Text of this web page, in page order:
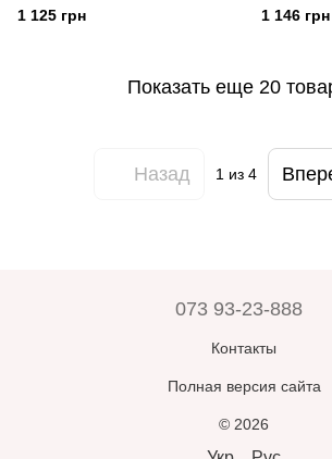
BOND BUILDING TREATMENT
1 125 грн
Rebuilder
1 146 грн
Показать еще 20
Назад 1 из 4
073 93-23-888
Контакты
Полная версия сайта
© 2026